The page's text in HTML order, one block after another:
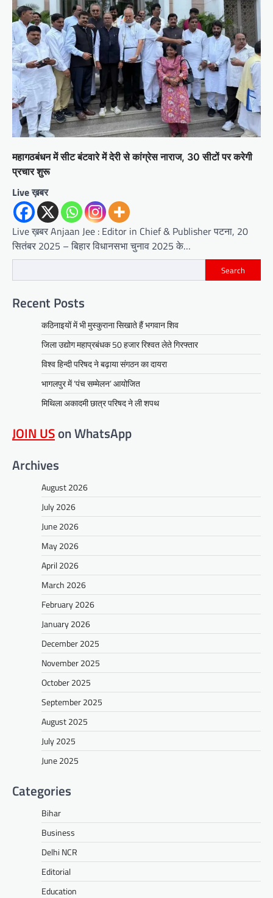
महागठबंधन में सीट बंटवारे में देरी से कांग्रेस नाराज, 30 सीटों पर करेगी
प्रचार शुरू
Live ख़बर
Live ख़बर Anjaan Jee : Editor in Chief & Publisher पटना, 20
सितंबर 2025 – बिहार विधानसभा चुनाव 2025 के…
Search
Recent Posts
कठिनाइयों में भी मुस्कुराना सिखाते हैं भगवान शिव
जिला उद्योग महाप्रबंधक 50 हजार रिश्वत लेते गिरफ्तार
विश्व हिन्दी परिषद ने बढ़ाया संगठन का दायरा
भागलपुर में ‘पंच सम्मेलन’ आयोजित
मिथिला अकादमी छात्र परिषद ने ली शपथ
JOIN USon WhatsApp
Archives
August 2026
July 2026
June 2026
May 2026
April 2026
March 2026
February 2026
January 2026
December 2025
November 2025
October 2025
September 2025
August 2025
July 2025
June 2025
Categories
Bihar
Business
Delhi NCR
Editorial
Education